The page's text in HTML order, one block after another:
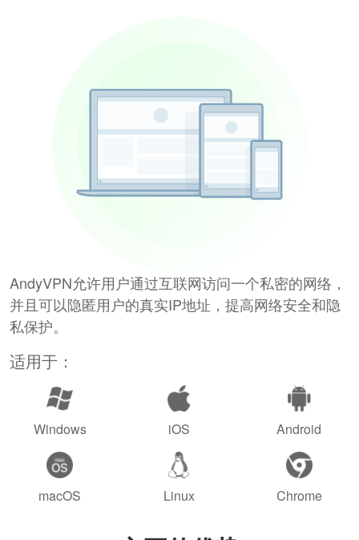
AndyVPN允许用户通过互联网访问一个私密的网络，
并且可以隐匿用户的真实IP地址，提高网络安全和隐
私保护。
适用于：
Windows iOS Android
macOS Linux Chrome